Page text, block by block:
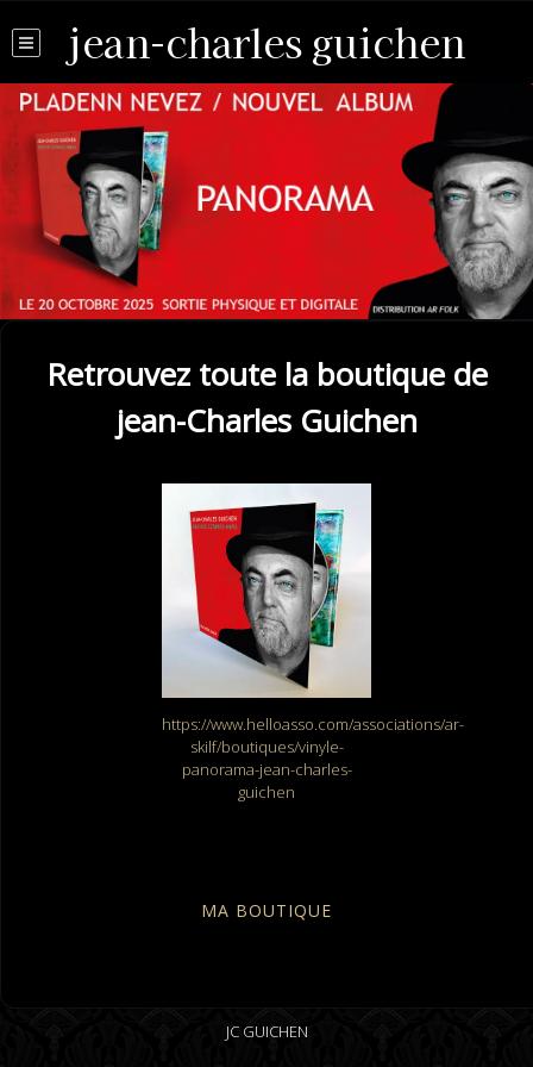
jean-charles guichen
Retrouvez toute la boutique de
jean-Charles Guichen
https://www.helloasso.com/associations/ar-
skilf/boutiques/vinyle-
panorama-jean-charles-
guichen
MA BOUTIQUE
JC GUICHEN